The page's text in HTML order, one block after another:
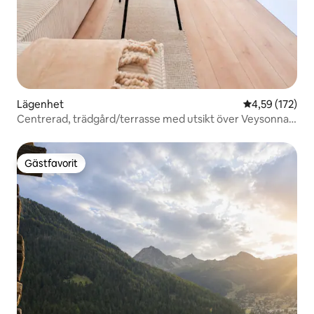
Lägenhet 4,59 av 5 i
4,59 (172)
Centrerad, trädgård/terrasse med utsikt över Veysonnaz
Gästfavorit
Gästfavorit